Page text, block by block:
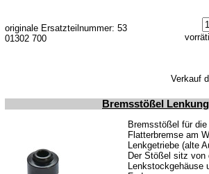
Zündung
Vorderachse
Lenkgetriebe
originale Ersatzteilnummer: 53
01302 700
Verkauf
Bremsstößel Lenkung
Bremsstößel für
Flatterbremse am
Lenkgetriebe (alte
Der Stößel sitz von
Lenkstockgehäuse